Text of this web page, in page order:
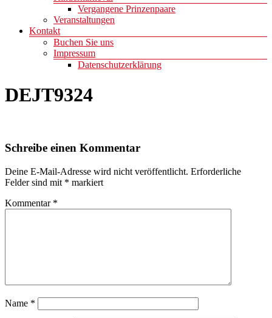
Vergangene Prinzenpaare
Veranstaltungen
Kontakt
Buchen Sie uns
Impressum
Datenschutzerklärung
DEJT9324
Schreibe einen Kommentar
Deine E-Mail-Adresse wird nicht veröffentlicht. Erforderliche
Felder sind mit * markiert
Kommentar *
Name *